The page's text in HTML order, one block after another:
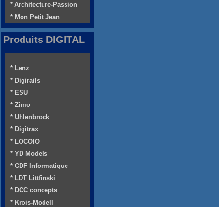
* Architecture-Passion
* Mon Petit Jean
Produits DIGITAL
* Lenz
* Digirails
* ESU
* Zimo
* Uhlenbrock
* Digitrax
* LOCOIO
* YD Models
* CDF Informatique
* LDT Littfinski
* DCC concepts
* Krois-Modell